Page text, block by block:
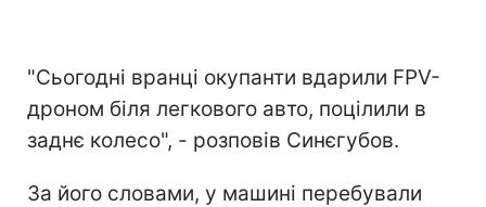
"Сьогодні вранці окупанти вдарили FPV-
дроном біля легкового авто, поцілили в
заднє колесо", - розповів Синєгубов.
За його словами, у машині перебували